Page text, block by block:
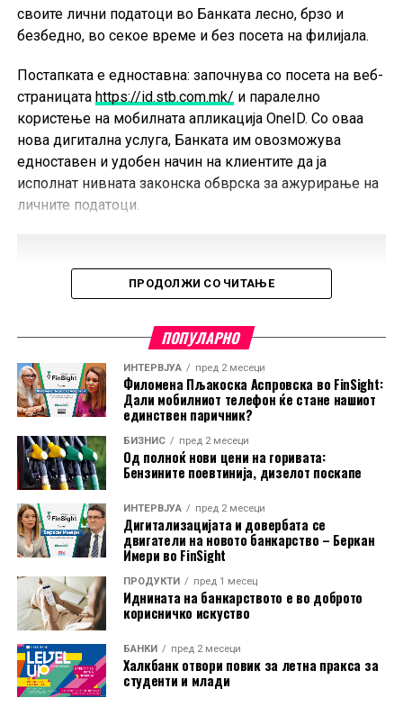
но остануваат 6% под планот, додека нето-приходите
од провизии се зголемени симболично за 1%.
линија со планираното, а останатите оперативни
расходи се зголемени за 8%.
Значителен раст е забележан кај расходите за
амортизација (+69%), како резултат на примената на
МСФИ 16, што влијаеше и врз растот на
недвижностите и опремата од 25% на годишно ниво.
Во текот на 2025 година, Банката издвои 10,67
милиони денари нето резервации за кредитен ризик,
што претставува зголемување од 5,21 милиони
денари во однос на претходната година.
Дополнително, еден судски спор имал материјално
значајно негативно влијание врз финансискиот
резултат.
Без дивиденда и фокус на стабилност
ЦКБ во 2025 година не исплати дивиденда,
задржувајќи конзервативна политика на капитал и
ликвидност. Во делот на задолжувањата, Банката
користела кредитна линија од Развојната банка на СМ
во износ од 27,5 милиони денари.
Очекувања: претпазлив оптимизам и фокус на
квалитет
За наредниот период, ЦКБ очекува постепена
стабилизација на макроекономските услови и
своите лични податоци во Банката лесно, брзо и
безбедно, во секое време и без посета на филијала.
Постапката е едноставна: започнува со посета на веб-
страницата https://id.stb.com.mk/ и паралелно
користење на мобилната апликација OneID. Со оваа
нова дигитална услуга, Банката им овозможува
едноставен и удобен начин на клиентите да ја
исполнат нивната законска обврска за ажурирање на
личните податоци.
„Флексибилноста и зголемената достапност на
нашите производи и услуги се императив за новите
функционалности кои ги развиваме и планираме за
претстојниот период“ – истакнуваат од Стопанска
банка АД – Скопје.
Повеќе информации за сервисот можете да најдете
на следниотлинк. Банката подготви ивидео
упатствоза користење на оваа нова услуга.
ПРОДОЛЖИ СО ЧИТАЊЕ
ПОПУЛАРНО
ИНТЕРВЈУА пред 2 месеци
Филомена Пљакоска Аспровска во FinSight:
Дали мобилниот телефон ќе стане нашиот
единствен паричник?
БИЗНИС пред 2 месеци
Од полноќ нови цени на горивата:
Бензините поевтинија, дизелот поскапе
ИНТЕРВЈУА пред 2 месеци
Дигитализацијата и довербата се
двигатели на новото банкарство – Беркан
Имери во FinSight
ПРОДУКТИ пред 1 месец
Иднината на банкарството е во доброто
корисничко искуство
БАНКИ пред 2 месеци
Халкбанк отвори повик за летна пракса за
студенти и млади